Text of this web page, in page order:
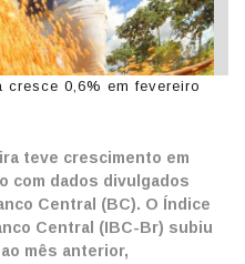
0,6% em fevereiro
teve crescimento em
com dados divulgados
Central (BC). O Índice
Central (IBC-Br) subiu
mês anterior,